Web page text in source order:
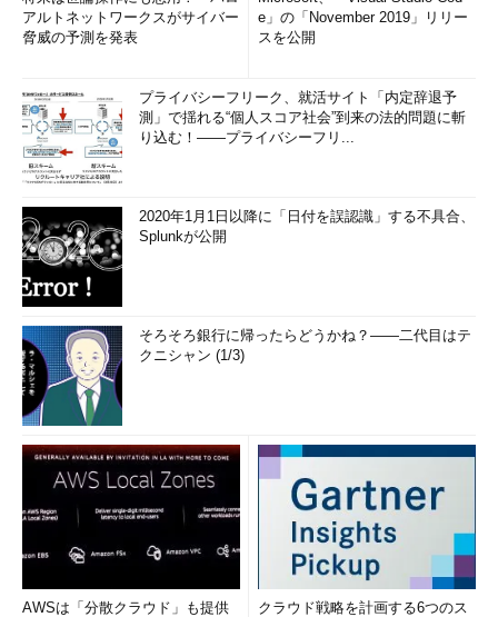
アルトネットワークスがサイバー
脅威の予測を発表
e」の「November 2019」リリー
スを公開
プライバシーフリーク、就活サイト「内定辞退予
測」で揺れる“個人スコア社会”到来の法的問題に斬
り込む！――プライバシーフリ...
2020年1月1日以降に「日付を誤認識」する不具合、
Splunkが公開
そろそろ銀行に帰ったらどうかね？――二代目はテ
クニシャン (1/3)
AWSは「分散クラウド」も提供 クラウド戦略を計画する6つのス